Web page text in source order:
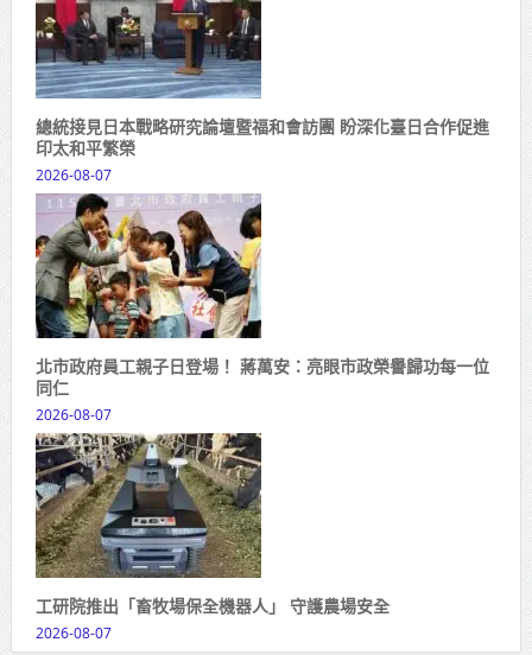
總統接見日本戰略研究論壇暨福和會訪團 盼深化臺日合作促進
印太和平繁榮
2026-08-07
北市政府員工親子日登場！ 蔣萬安：亮眼市政榮譽歸功每一位
同仁
2026-08-07
工研院推出「畜牧場保全機器人」 守護農場安全
2026-08-07